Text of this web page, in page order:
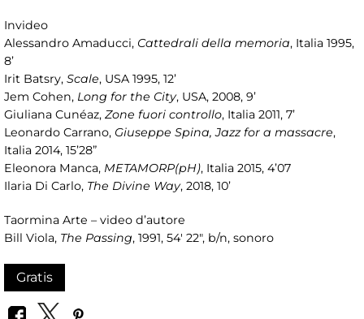
Invideo
Alessandro Amaducci, Cattedrali della memoria, Italia 1995,
8’
Irit Batsry, Scale, USA 1995, 12’
Jem Cohen, Long for the City, USA, 2008, 9’
Giuliana Cunéaz, Zone fuori controllo, Italia 2011, 7’
Leonardo Carrano, Giuseppe Spina, Jazz for a massacre,
Italia 2014, 15’28”
Eleonora Manca, METAMORP(pH), Italia 2015, 4’07
Ilaria Di Carlo, The Divine Way, 2018, 10’
Taormina Arte – video d’autore
Bill Viola, The Passing, 1991, 54' 22", b/n, sonoro
Gratis